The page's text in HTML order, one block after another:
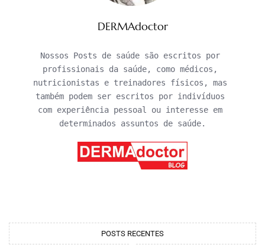
DERMAdoctor
Nossos Posts de saúde são escritos por
profissionais da saúde, como médicos,
nutricionistas e treinadores físicos, mas
também podem ser escritos por indivíduos
com experiência pessoal ou interesse em
determinados assuntos de saúde.
POSTS RECENTES